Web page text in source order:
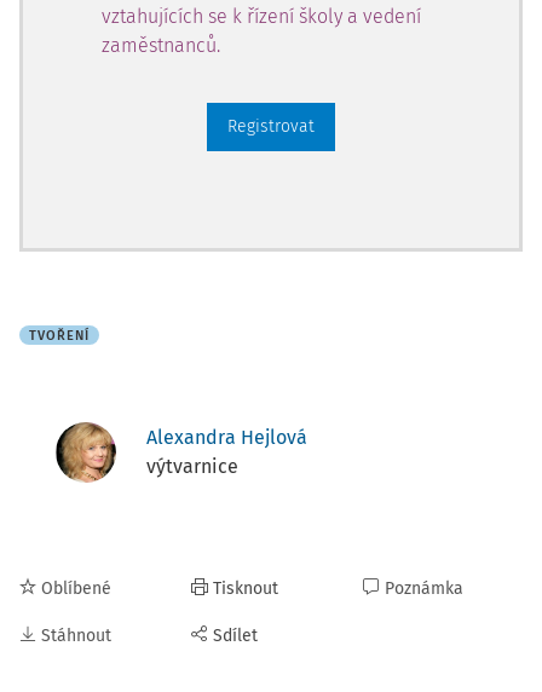
vztahujících se k řízení školy a vedení
zaměstnanců.
Registrovat
TVOŘENÍ
Alexandra Hejlová
výtvarnice
Oblíbené
Stáhnout
Tisknout
Sdílet
Poznámka